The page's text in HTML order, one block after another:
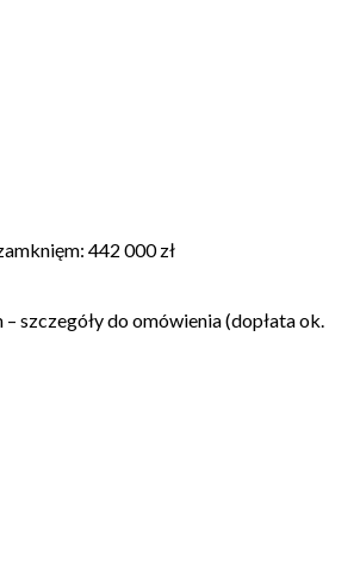
442 000 zł
szczegóły do omówienia (dopłata ok.